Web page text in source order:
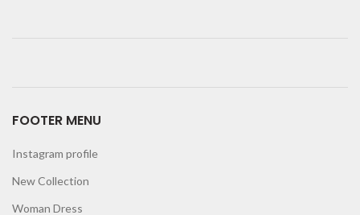
FOOTER MENU
Instagram profile
New Collection
Woman Dress